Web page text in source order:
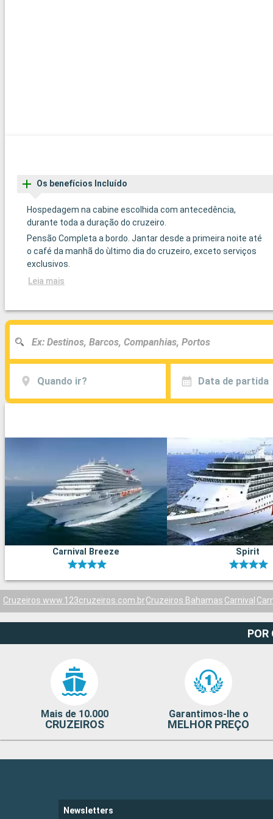
Os benefícios Incluído
Hospedagem na cabine escolhida com antecedência,
durante toda a duração do cruzeiro.
Pensão Completa a bordo. Jantar desde a primeira noite até
o café da manhã do ùltimo dia do cruzeiro, exceto serviços
exclusivos.
Leia mais
Quando ir? Data de partida
Carnival Breeze Spirit
Cruzeiros www.123cruzeiros.com.brCruzeiros Bahamas Carnival
POR
Mais de 10.000
CRUZEIROS
Garantimos-lhe o
MELHOR PREÇO
Newsletters